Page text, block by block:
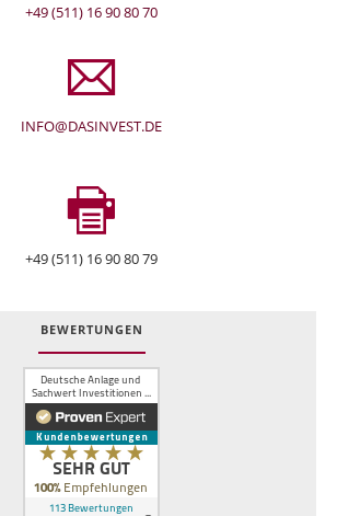
+49 (511) 16 90 80 70
INFO@DASINVEST.DE
+49 (511) 16 90 80 79
BEWERTUNGEN